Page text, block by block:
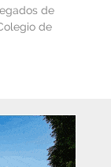
de
de